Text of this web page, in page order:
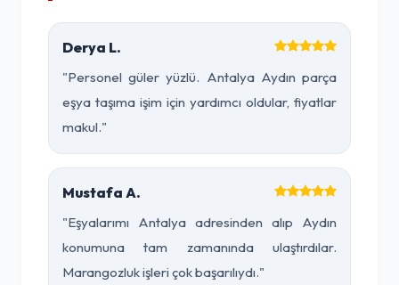
Derya L.
"Personel güler yüzlü. Antalya Aydın parça
eşya taşıma işim için yardımcı oldular, fiyatlar
makul."
Mustafa A.
"Eşyalarımı Antalya adresinden alıp Aydın
konumuna tam zamanında ulaştırdılar.
Marangozluk işleri çok başarılıydı."